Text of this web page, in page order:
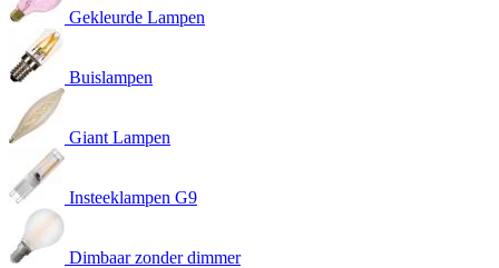
Gekleurde Lampen
Buislampen
Giant Lampen
Insteeklampen G9
Dimbaar zonder dimmer